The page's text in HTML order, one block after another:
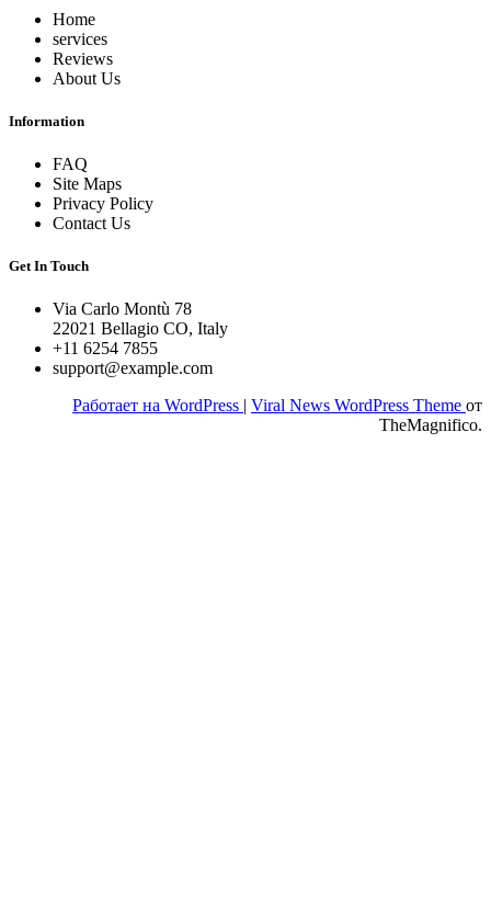
Home
services
Reviews
About Us
Information
FAQ
Site Maps
Privacy Policy
Contact Us
Get In Touch
Via Carlo Montù 78
22021 Bellagio CO, Italy
+11 6254 7855
support@example.com
Работает на WordPress | Viral News WordPress Theme от
TheMagnifico.